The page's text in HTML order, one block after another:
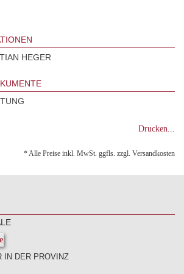
HEGER
Drucken...
* Alle Preise inkl. MwSt. ggfls. zzgl. Versandkosten
IN DER PROVINZ